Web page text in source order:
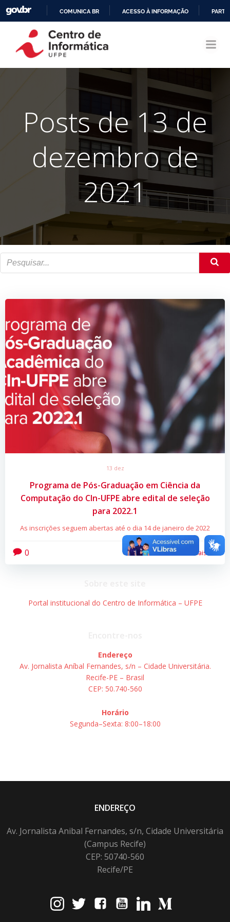
CONTEÚDO
COMUNICA BR ACESSO À INFORMAÇÃO
Posts de 13 de
dezembro de
2021
13 dez
Programa de Pós-Graduação em Ciência da
Computação do CIn-UFPE abre edital de seleção
para 2022.1
As inscrições seguem abertas até o dia 14 de janeiro de 2022
0 Leia mais
Portal institucional do Centro de Informática – UFPE
Endereço
Av. Jornalista Aníbal Fernandes, s/n – Cidade Universitária.
Recife-PE – Brasil
CEP: 50.740-560
Horário
Segunda–Sexta: 8:00–18:00
ENDEREÇO
Av. Jornalista Anibal Fernandes, s/n, Cidade Universitária
(Campus Recife)
CEP: 50740-560
Recife/PE